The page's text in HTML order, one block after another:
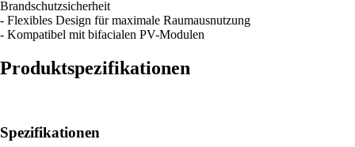
Brandschutzsicherheit
- Flexibles Design für maximale Raumausnutzung
- Kompatibel mit bifacialen PV-Modulen
Produktspezifikationen
Spezifikationen